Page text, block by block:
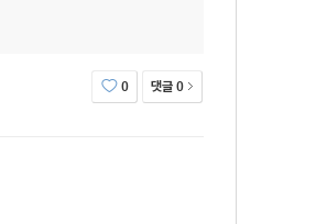
0 댓글 0